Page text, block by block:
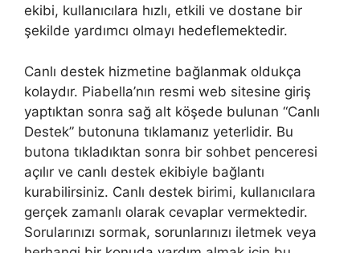
ekibi, kullanıcılara hızlı, etkili ve dostane bir
şekilde yardımcı olmayı hedeflemektedir.
Canlı destek hizmetine bağlanmak oldukça
kolaydır. Piabella’nın resmi web sitesine giriş
yaptıktan sonra sağ alt köşede bulunan “Canlı
Destek” butonuna tıklamanız yeterlidir. Bu
butona tıkladıktan sonra bir sohbet penceresi
açılır ve canlı destek ekibiyle bağlantı
kurabilirsiniz. Canlı destek birimi, kullanıcılara
gerçek zamanlı olarak cevaplar vermektedir.
Sorularınızı sormak, sorunlarınızı iletmek veya